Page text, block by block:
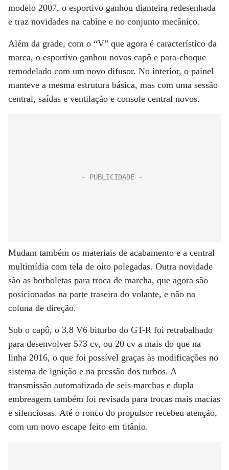
modelo 2007, o esportivo ganhou dianteira redesenhada
e traz novidades na cabine e no conjunto mecânico.
Além da grade, com o “V” que agora é característico da
marca, o esportivo ganhou novos capô e para-choque
remodelado com um novo difusor. No interior, o painel
manteve a mesma estrutura básica, mas com uma sessão
central, saídas e ventilação e console central novos.
Mudam também os materiais de acabamento e a central
multimídia com tela de oito polegadas. Outra novidade
são as borboletas para troca de marcha, que agora são
posicionadas na parte traseira do volante, e não na
coluna de direção.
Sob o capô, o 3.8 V6 biturbo do GT-R foi retrabalhado
para desenvolver 573 cv, ou 20 cv a mais do que na
linha 2016, o que foi possível graças às modificações no
sistema de ignição e na pressão dos turbos. A
transmissão automatizada de seis marchas e dupla
embreagem também foi revisada para trocas mais macias
e silenciosas. Até o ronco do propulsor recebeu atenção,
com um novo escape feito em titânio.